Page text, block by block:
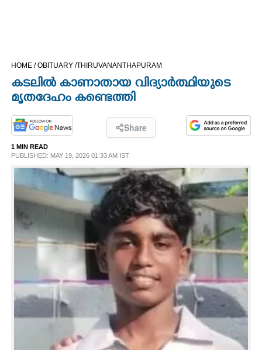
OPINION
LIFESTYLE
SPIRITUAL
INFO+
CARTOONS
HOME /OBITUARY /THIRUVANANTHAPURAM
കടലിൽ കാണാതായ വിദ്യാർത്ഥിയുടെ
മൃതദേഹം കണ്ടെത്തി
Share
1 MIN READ
PUBLISHED: MAY 19, 2026 01:33 AM IST